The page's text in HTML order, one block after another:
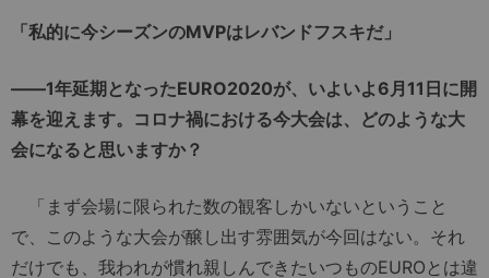
「私的に今シーズンのMVPはレバンドフスキだ」
――1年延期となったEURO2020が、いよいよ6月11日に開
幕を迎えます。コロナ禍における今大会は、どのような大
会になると思いますか？
「まず会場に限られた数の観客しかいないということ
で、このような大会が醸し出す雰囲気が今回はない。それ
だけでも、我われが慣れ親しんできたいつものEUROとは違